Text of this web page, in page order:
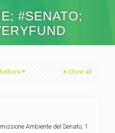
#SENATO;
Show all
Ambiente del Senato, 1